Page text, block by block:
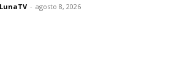
- agosto 8, 2026